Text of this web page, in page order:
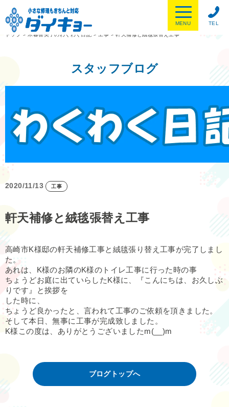
TEL
MENU
トップ
> 木暮喜美子のわくわく日記 > 工事 >軒天補修と絨毯張替え工事
スタッフブログ
2020/11/13 工事
軒天補修と絨毯張替え工事
高崎市K様邸の軒天補修工事と絨毯張り替え工事が完了しまし
た。
あれは、K様のお隣のK様のトイレ工事に行った時の事
ちょうどお庭に出ていらしたK様に、『こんにちは、お久しぶ
りです』と挨拶を
した時に、
ちょうど良かったと、言われて工事のご依頼を頂きました。
そして本日、無事に工事が完成致しました。
K様この度は、ありがとうございましたm(__)m
ブログトップへ